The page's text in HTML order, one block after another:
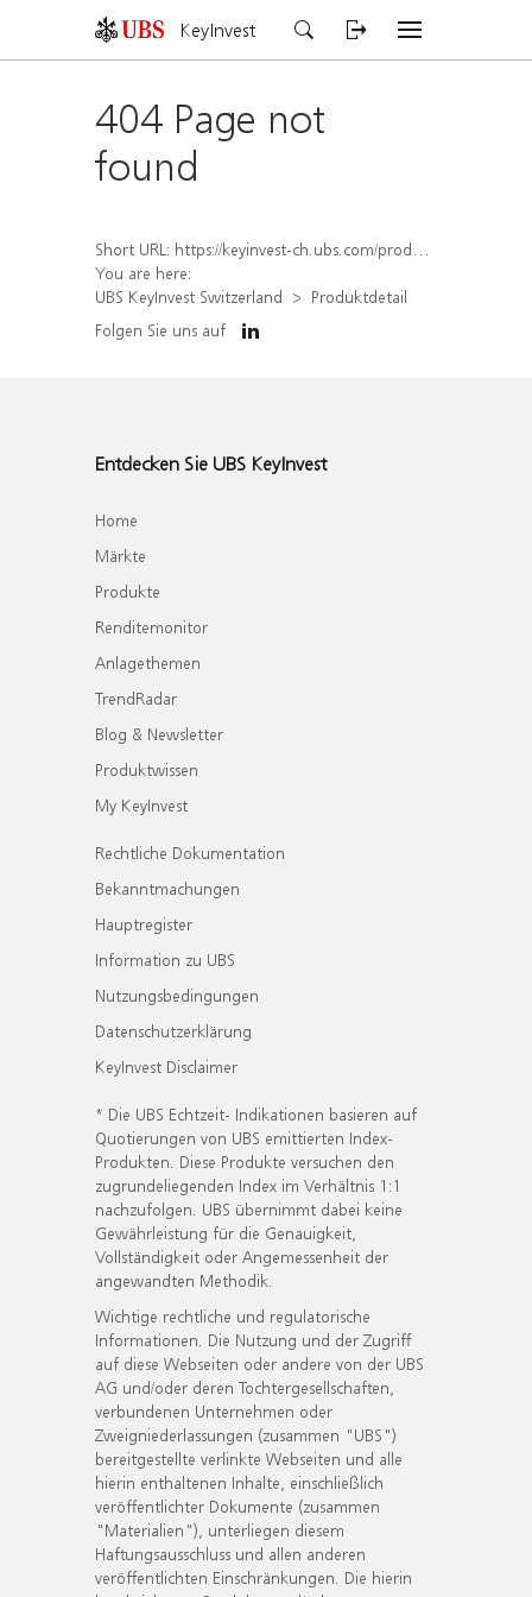
KeyInvest
404 Page not
found
Short URL: https://keyinvest-ch.ubs.com/produkt/detail/index/isin/CH1564684657
You are here:
UBS KeyInvest Switzerland
Produktdetail
Folgen Sie uns auf
Entdecken Sie UBS KeyInvest
Home
Märkte
Produkte
Renditemonitor
Anlagethemen
TrendRadar
Blog & Newsletter
Produktwissen
My KeyInvest
Rechtliche Dokumentation
Bekanntmachungen
Hauptregister
Information zu UBS
Nutzungsbedingungen
Datenschutzerklärung
KeyInvest Disclaimer
* Die UBS Echtzeit- Indikationen basieren auf
Quotierungen von UBS emittierten Index-
Produkten. Diese Produkte versuchen den
zugrundeliegenden Index im Verhältnis 1:1
nachzufolgen. UBS übernimmt dabei keine
Gewährleistung für die Genauigkeit,
Vollständigkeit oder Angemessenheit der
angewandten Methodik.
Wichtige rechtliche und regulatorische
Informationen. Die Nutzung und der Zugriff
auf diese Webseiten oder andere von der UBS
AG und/oder deren Tochtergesellschaften,
verbundenen Unternehmen oder
Zweigniederlassungen (zusammen "UBS")
bereitgestellte verlinkte Webseiten und alle
hierin enthaltenen Inhalte, einschließlich
veröffentlichter Dokumente (zusammen
"Materialien"), unterliegen diesem
Haftungsausschluss und allen anderen
veröffentlichten Einschränkungen. Die hierin